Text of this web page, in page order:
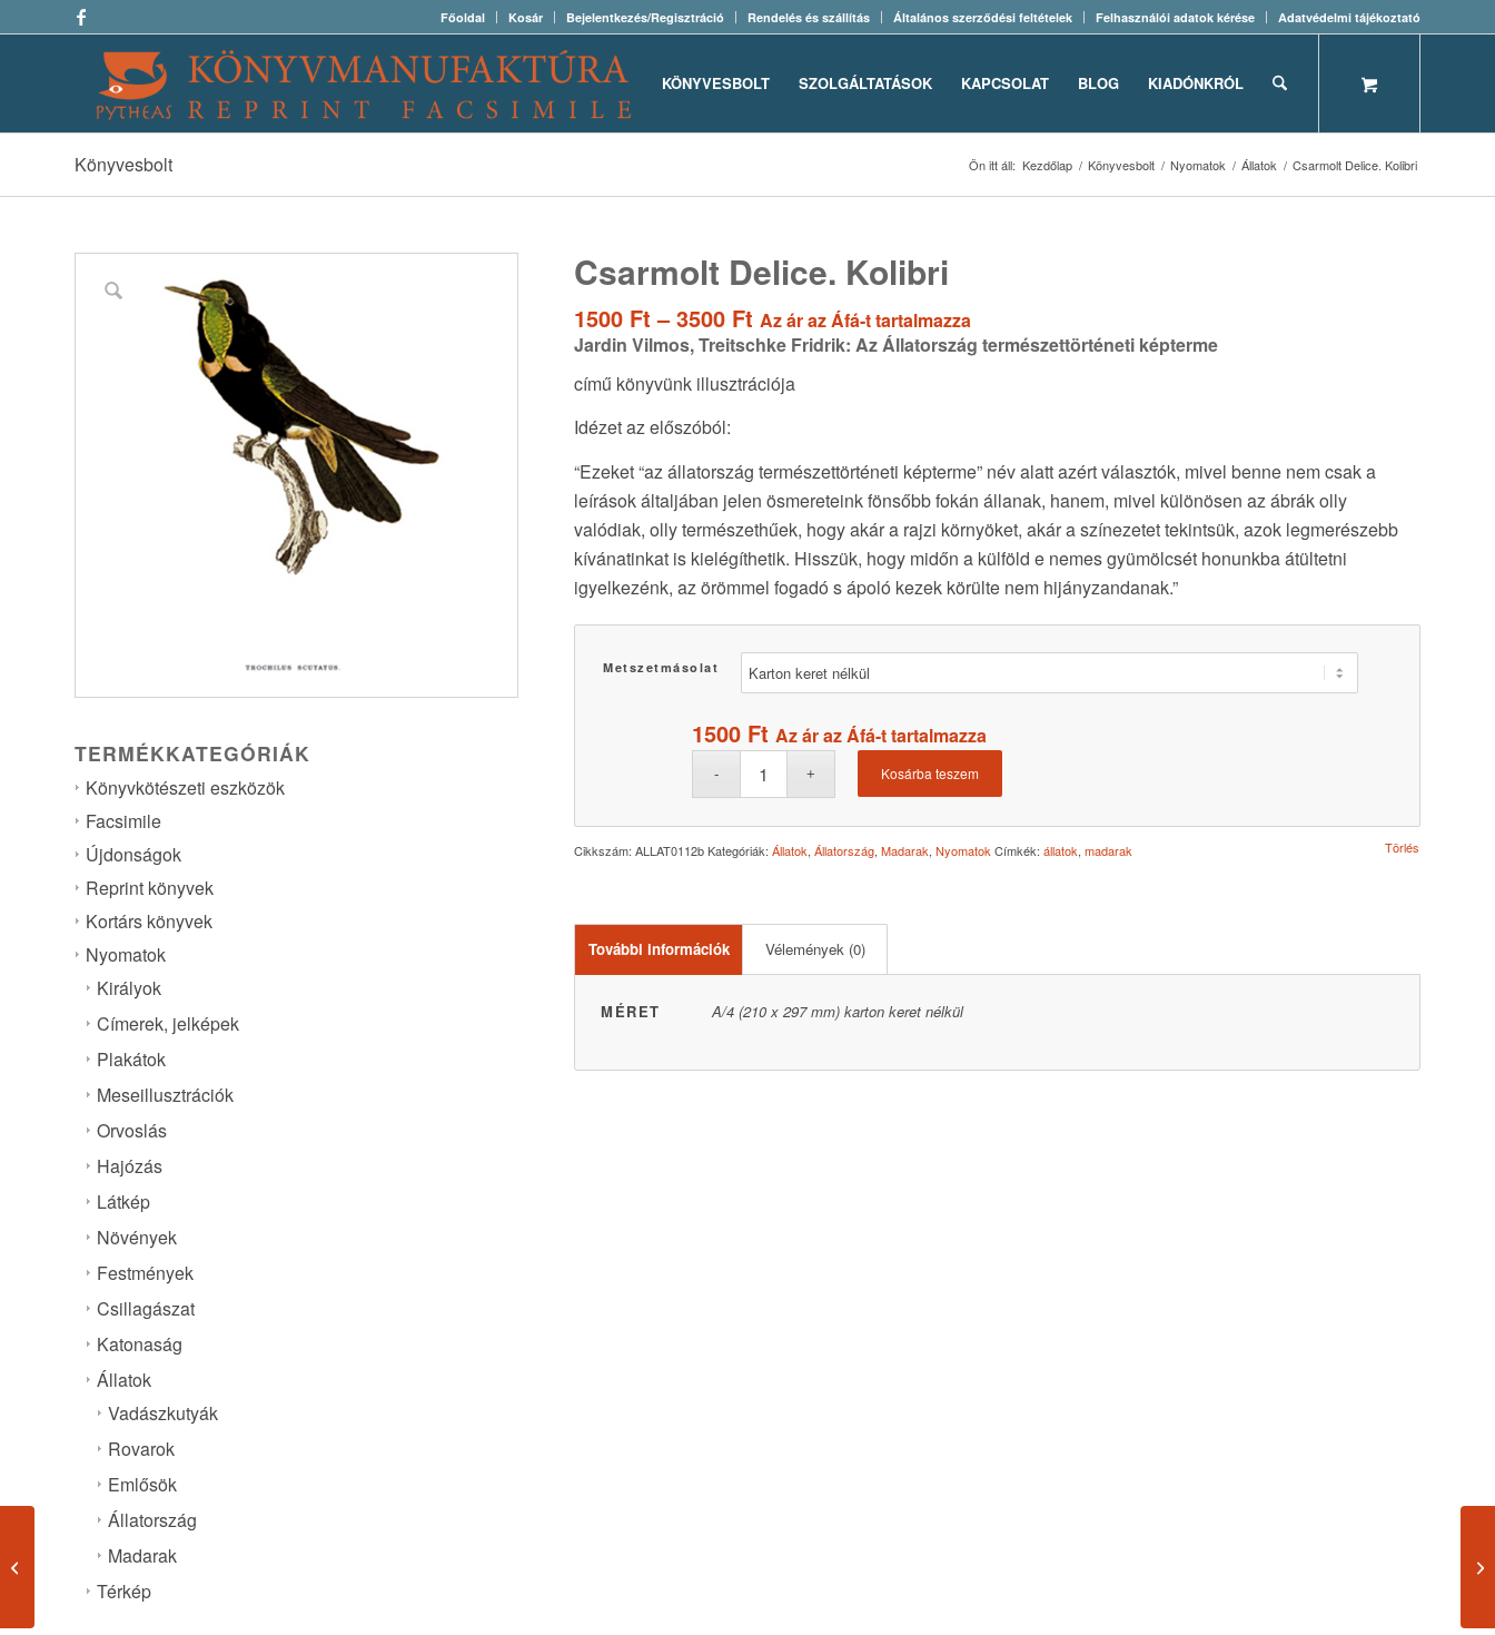
Főoldal Kosár Bejelentkezés/Regisztráció Rendelés és szállítás Általános szerződési feltételek Felhasználói adatok kérése Adatvédelmi tájékoztató
KÖNYVESBOLT SZOLGÁLTATÁSOK KAPCSOLAT BLOG KIADÓNKRÓL
Könyvesbolt Ön itt áll: Kezdőlap / Könyvesbolt / Nyomatok / Állatok / Csarmolt Delice. Kolibri
TERMÉKKATEGÓRIÁK
Könyvkötészeti eszközök
Facsimile
Újdonságok
Reprint könyvek
Kortárs könyvek
Nyomatok
Királyok
Címerek, jelképek
Plakátok
Meseillusztrációk
Orvoslás
Hajózás
Látkép
Növények
Festmények
Csillagászat
Katonaság
Állatok
Vadászkutyák
Rovarok
Emlősök
Állatország
Madarak
Térkép
Csarmolt Delice. Kolibri
1500 Ft – 3500 Ft Ártartomány:
1500 Ft
-
3500 Ft
Az ár az Áfá-t tartalmazza
Jardin Vilmos, Treitschke Fridrik: Az Állatország természettörténeti képterme
című könyvünk illusztrációja
Idézet az előszóból:
“Ezeket “az állatország természettörténeti képterme” név alatt azért választók, mivel benne nem csak a
leírások általjában jelen ösmereteink fönsőbb fokán állanak, hanem, mivel különösen az ábrák olly
valódiak, olly természethűek, hogy akár a rajzi környöket, akár a színezetet tekintsük, azok legmerészebb
kívánatinkat is kielégíthetik. Hisszük, hogy midőn a külföld e nemes gyümölcsét honunkba átültetni
igyelkezénk, az örömmel fogadó s ápoló kezek körülte nem hijányzandanak.”
Metszetmásolat
Törlés
1500 Ft Az ár az Áfá-t tartalmazza
Kosárba teszem
Cikkszám:ALLAT0112b Kategóriák:Állatok,Állatország,Madarak,Nyomatok Címkék:állatok,madarak
További információk Vélemények (0)
MÉRET A/4 (210 x 297 mm) karton keret nélkül
Kalaphorda Delice.